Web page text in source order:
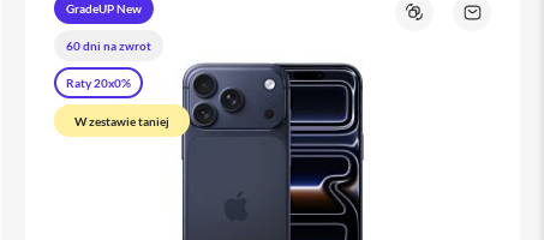
GradeUP New
60 dni na zwrot
Raty 20x0%
W zestawie taniej
PorównajZapytaj